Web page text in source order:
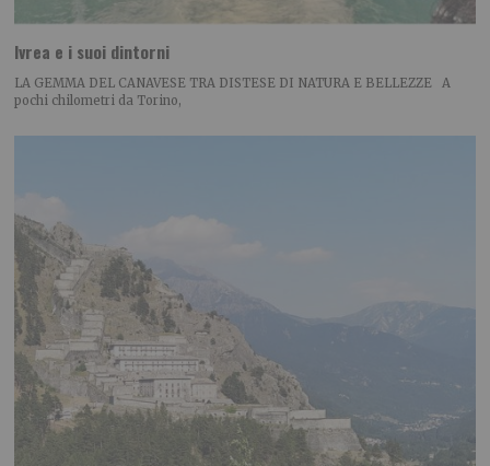
Ivrea e i suoi dintorni
LA GEMMA DEL CANAVESE TRA DISTESE DI NATURA E BELLEZZE A
pochi chilometri da Torino,